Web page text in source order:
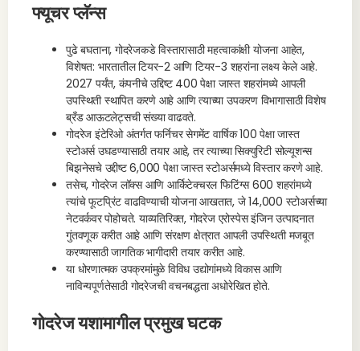
फ्यूचर प्लॅन्स
पुढे बघताना, गोदरेजकडे विस्तारासाठी महत्वाकांक्षी योजना आहेत,
विशेषत: भारतातील टियर-2 आणि टियर-3 शहरांना लक्ष्य केले आहे.
2027 पर्यंत, कंपनीचे उद्दिष्ट 400 पेक्षा जास्त शहरांमध्ये आपली
उपस्थिती स्थापित करणे आहे आणि त्याच्या उपकरण विभागासाठी विशेष
ब्रँड आऊटलेट्सची संख्या वाढवते.
गोदरेज इंटेरिओ अंतर्गत फर्निचर सेगमेंट वार्षिक 100 पेक्षा जास्त
स्टोअर्स उघडण्यासाठी तयार आहे, तर त्याच्या सिक्युरिटी सोल्यूशन्स
बिझनेसचे उद्दीष्ट 6,000 पेक्षा जास्त स्टोअर्समध्ये विस्तार करणे आहे.
तसेच, गोदरेज लॉक्स आणि आर्किटेक्चरल फिटिंग्स 600 शहरांमध्ये
त्यांचे फूटप्रिंट वाढविण्याची योजना आखतात, जे 14,000 स्टोअर्सच्या
नेटवर्कवर पोहोचते. याव्यतिरिक्त, गोदरेज एरोस्पेस इंजिन उत्पादनात
गुंतवणूक करीत आहे आणि संरक्षण क्षेत्रात आपली उपस्थिती मजबूत
करण्यासाठी जागतिक भागीदारी तयार करीत आहे.
या धोरणात्मक उपक्रमांमुळे विविध उद्योगांमध्ये विकास आणि
नाविन्यपूर्णतेसाठी गोदरेजची वचनबद्धता अधोरेखित होते.
गोदरेज यशामागील प्रमुख घटक